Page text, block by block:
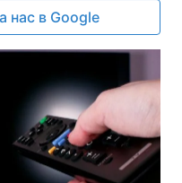
нас в Google